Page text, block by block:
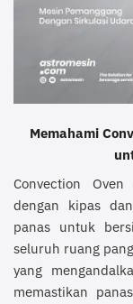
Memahami
Convection
dengan kipas
panas untuk
seluruh ruang
yang
memastikan